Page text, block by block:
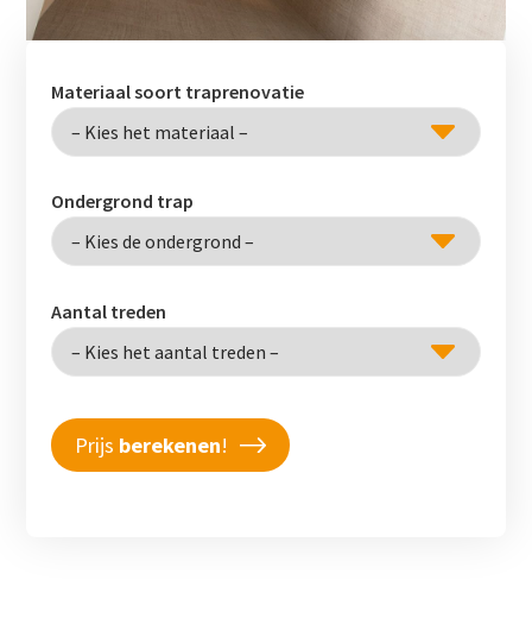
Materiaal soort traprenovatie
Ondergrond trap
Aantal treden
Prijs berekenen!